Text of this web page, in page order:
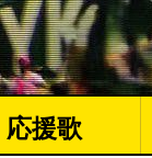
応援歌